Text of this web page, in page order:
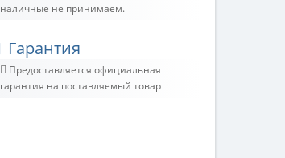
наличные не принимаем.
Гарантия
Предоставляется официальная
гарантия на поставляемый товар